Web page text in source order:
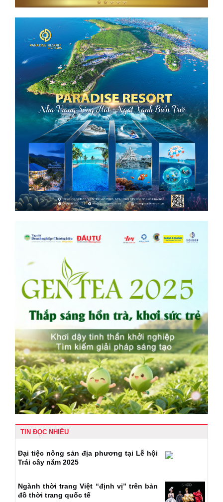
TIN ĐỌC NHIỀU
Đại tiệc nông sản địa phương tại Lễ hội
Trái cây năm 2025
Ngành thời trang Việt “định vị” trên bản
đồ thời trang quốc tế